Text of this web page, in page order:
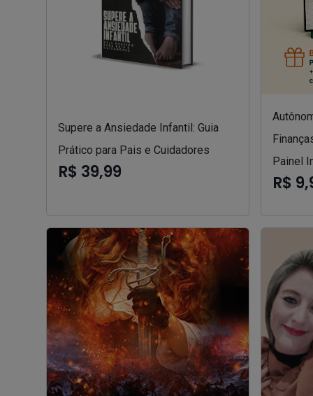
Supere a Ansiedade Infantil: Guia
Prático para Pais e Cuidadores
R$ 39,99
Painel
R$